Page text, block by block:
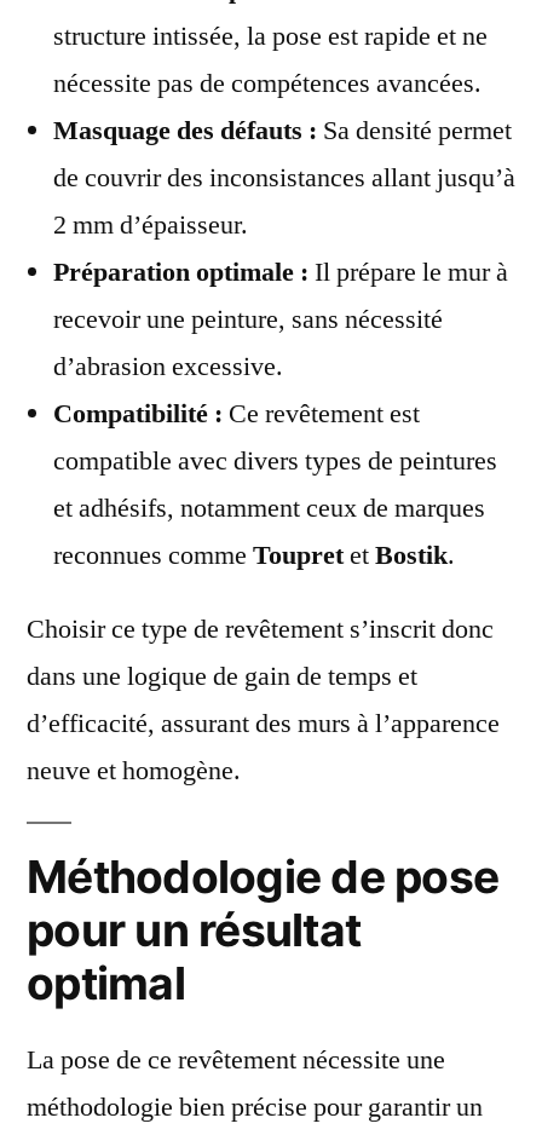
structure intissée, la pose est rapide et ne
nécessite pas de compétences avancées.
Masquage des défauts : Sa densité permet
de couvrir des inconsistances allant jusqu’à
2 mm d’épaisseur.
Préparation optimale : Il prépare le mur à
recevoir une peinture, sans nécessité
d’abrasion excessive.
Compatibilité : Ce revêtement est
compatible avec divers types de peintures
et adhésifs, notamment ceux de marques
reconnues comme ToupretetBostik.
Choisir ce type de revêtement s’inscrit donc
dans une logique de gain de temps et
d’efficacité, assurant des murs à l’apparence
neuve et homogène.
Méthodologie de pose
pour un résultat
optimal
La pose de ce revêtement nécessite une
méthodologie bien précise pour garantir un